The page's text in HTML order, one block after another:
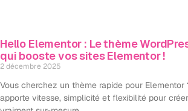
Hello Elementor : Le thème
qui booste vos sites Elementor !
2 décembre 2025
Vous cherchez un thème rapide pour
apporte vitesse, simplicité et flexibilité pour